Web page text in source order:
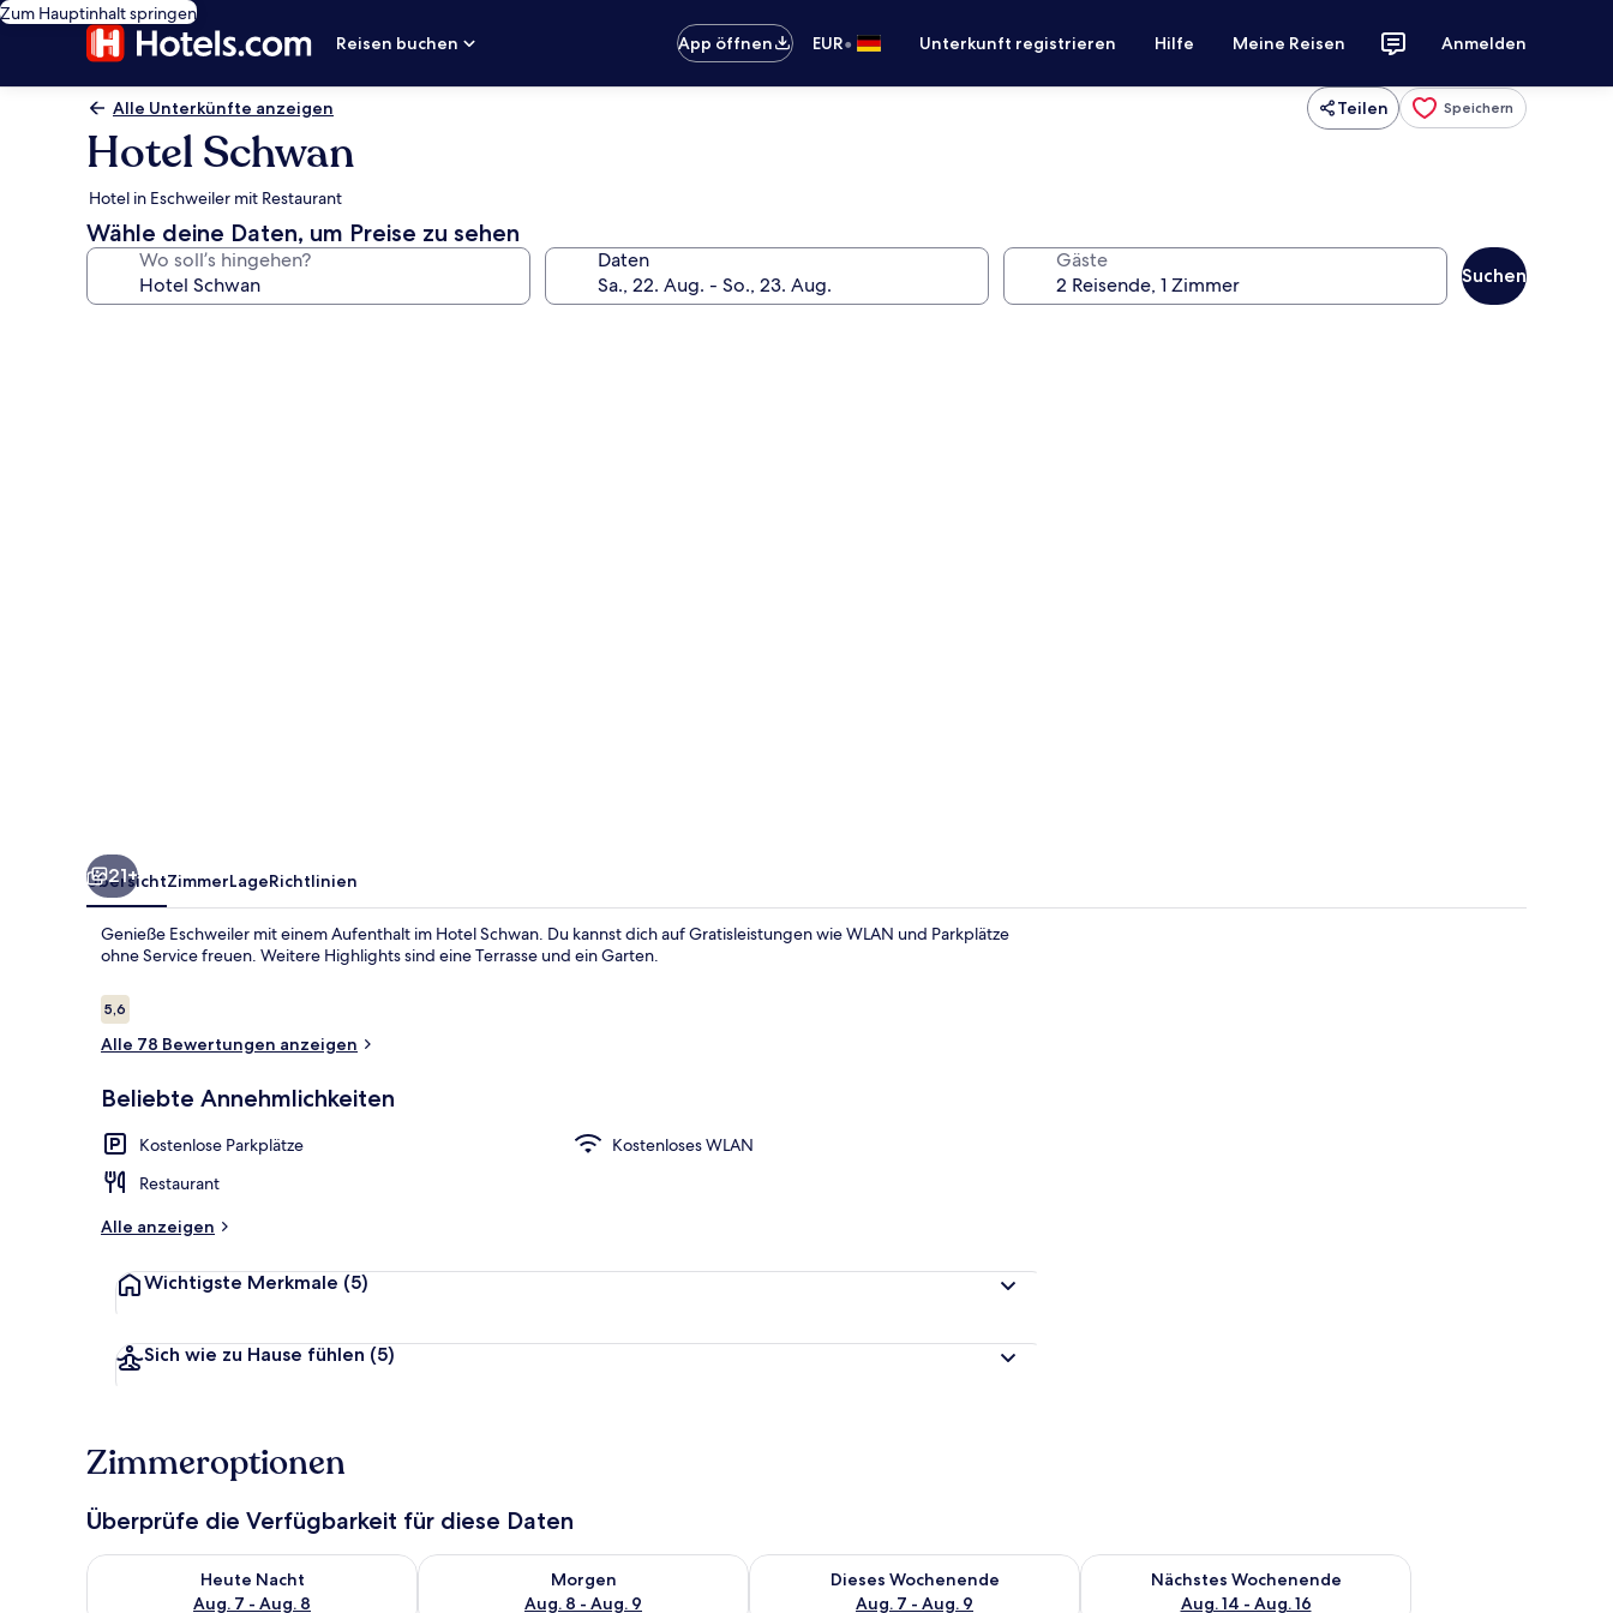
Zum Hauptinhalt springen
Reisen buchen
App öffnen EUR• Unterkunft registrieren Hilfe Meine Reisen Anmelden
Alle Unterkünfte anzeigen Teilen Speichern
Hotel Schwan
Hotel in Eschweiler mit Restaurant
Wähle deine Daten, um Preise zu sehen
Wo soll’s hingehen? Daten Gäste
Suchen
21+
ÜbersichtZimmerLageRichtlinien
Genieße Eschweiler mit einem Aufenthalt im Hotel Schwan. Du kannst dich auf Gratisleistungen wie WLAN und Parkplätze
ohne Service freuen. Weitere Highlights sind eine Terrasse und ein Garten.
Bewertungen
5,65,6 von 10.
Alle 78 Bewertungen anzeigen
Beliebte Annehmlichkeiten
Kostenlose Parkplätze
Kostenloses WLAN
Restaurant
Alle anzeigen
Wichtigste Merkmale (5)
Sich wie zu Hause fühlen (5)
Zimmeroptionen
Überprüfe die Verfügbarkeit für diese Daten
Heute Nacht
Aug. 7 - Aug. 8
Überprüfe die Verfügbarkeit für heute Nacht, Aug. 7 - Aug. 8.
Morgen
Aug. 8 - Aug. 9
Überprüfe die Verfügbarkeit für morgen, Aug. 8 - Aug. 9.
Dieses Wochenende
Aug. 7 - Aug. 9
Überprüfe die Verfügbarkeit für dieses Wochenende, Aug. 7 - Aug. 9.
Nächstes Wochenende
Aug. 14 - Aug. 16
Überprüfe die Verfügbarkeit für nächstes Wochenende, Aug.